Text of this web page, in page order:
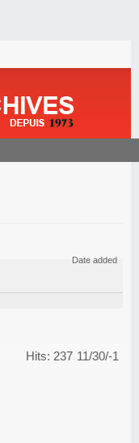
Date added
11/30/-1
Hits: 237